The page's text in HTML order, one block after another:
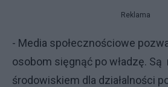
Reklama
- Media społecznościowe
osobom sięgnąć po władzę.
środowiskiem dla działalności